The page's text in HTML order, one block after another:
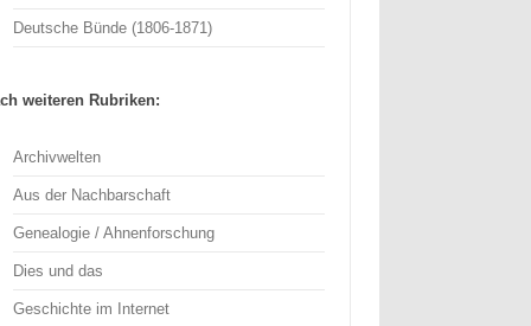
Deutsche Bünde (1806-1871)
weiteren Rubriken:
Archivwelten
Aus der Nachbarschaft
Genealogie / Ahnenforschung
Dies und das
Geschichte im Internet